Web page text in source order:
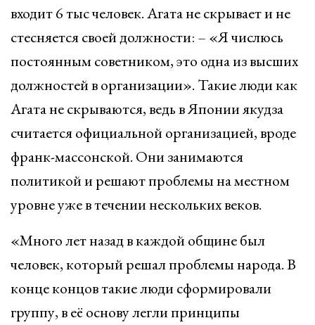
входит 6 тыс человек. Агата не скрывает и не
стесняется своей должности: – «Я числюсь
постоянным советником, это одна из высших
должностей в организации». Такие люди как
Агата не скрываются, ведь в Японии якудза
считается официальной организацией, вроде
франк-массонской. Они занимаются
политикой и решают проблемы на местном
уровне уже в течении нескольких веков.
«Много лет назад в каждой общине был
человек, который решал проблемы народа. В
конце концов такие люди сформировали
группу, в её основу легли принципы